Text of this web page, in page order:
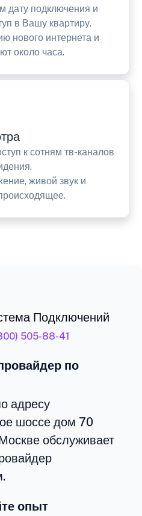
дату подключения и
в Вашу квартиру.
нового интернета и
около часа.
к сотням тв-каналов
живой звук и
Подключений
505-88-41
по
адресу
шоссе дом 70
обслуживает
опыт